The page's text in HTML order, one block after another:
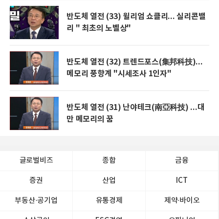
반도체 열전 (33) 윌리엄 쇼클리... 실리콘밸
리 " 최초의 노벨상"
반도체 열전 (32) 트렌드포스(集邦科技)...
메모리 풍향계 "시세조사 1인자"
반도체 열전 (31) 난야테크(南亞科技) ...대
만 메모리의 꿈
글로벌비즈 종합 금융
증권 산업 ICT
부동산·공기업 유통경제 제약∙바이오